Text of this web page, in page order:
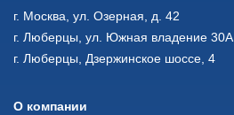
г. Москва, ул. Озерная, д. 42
г. Люберцы, ул. Южная владение 30А
г. Люберцы, Дзержинское шоссе, 4
О компании